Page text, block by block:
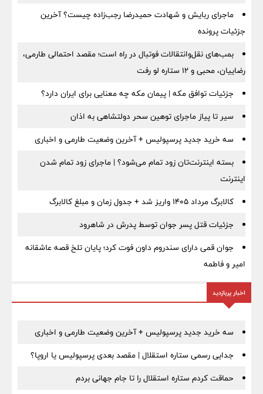
ماجرای ربایش و شهادت حمیدرضا رجب‌زاده چیست؟ آخرین
جزئیات پرونده
بمب‌های نقل‌وانتقالات فوتبال در راه است؛ مقصد احتمالی طارمی،
رضاییان، محبی و ۱۲ ستاره لو رفت
جزئیات توافق مکه | پیمان مکه چه معنایی برای ایران دارد؟
سیر تا پیاز ماجرای توهین سحر دولتشاهی به اذان
سه خرید جدید پرسپولیس + آخرین وضعیت طارمی و اخباری
بسته اینترنت‌تان زود تمام می‌شود؟ | ماجرای زود تمام شدن
اینترنت
کالابرگ مرداد ۱۴۰۵ واریز شد + جدول زمان و مبلغ کالابرگ
جزئیات قتل پسر جوان توسط پدرش در شاهرود
جوان قمی دارای سندروم داون فوت کرد؛ پایان تلخ قصه عاشقانه
امیر و فاطمه
اخبار پربازدید
سه خرید جدید پرسپولیس + آخرین وضعیت طارمی و اخباری
جدایی رسمی ستاره استقلال | مقصد بعدی پرسپولیس یا اروپا؟
حماقت کردم ستاره استقلال را تا جام جهانی بردم